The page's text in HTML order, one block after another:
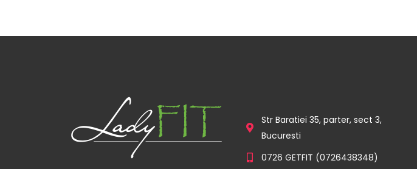
Str Baratiei 35, parter, sect 3,
Bucuresti
0726 GETFIT (0726438348)